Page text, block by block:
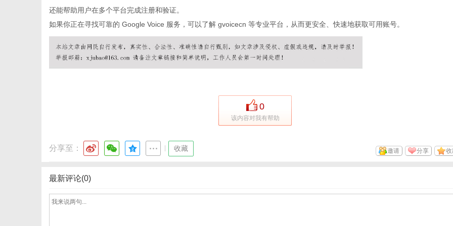
还能帮助用户在多个平台完成注册和验证。
如果你正在寻找可靠的 Google Voice 服务，可以了解 gvoicecn 等专业平台，从而更安全、快速地获取可用账号。
0
该内容对我有帮助
分享至： 收藏 分享
邀请
最新评论(0)